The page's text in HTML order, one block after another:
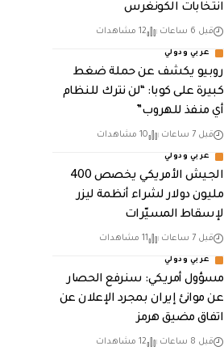
انتخابات الكونغرس
قبل 6 ساعات 12 مشاهدات
عربي ودولي
روبيو يكشف عن حملة ضغط
كبيرة على كوبا: “لن نترك للنظام
أي منفذ للهروب”
قبل 7 ساعات 10 مشاهدات
عربي ودولي
الجيش الأمريكي يخصص 400
مليون دولار لشراء أنظمة ليزر
لإسقاط المسيّرات
قبل 7 ساعات 11 مشاهدات
عربي ودولي
مسؤول أمريكي: سنرفع الحصار
عن موانئ إيران بمجرد الإعلان عن
اتفاق مضيق هرمز
قبل 8 ساعات 12 مشاهدات